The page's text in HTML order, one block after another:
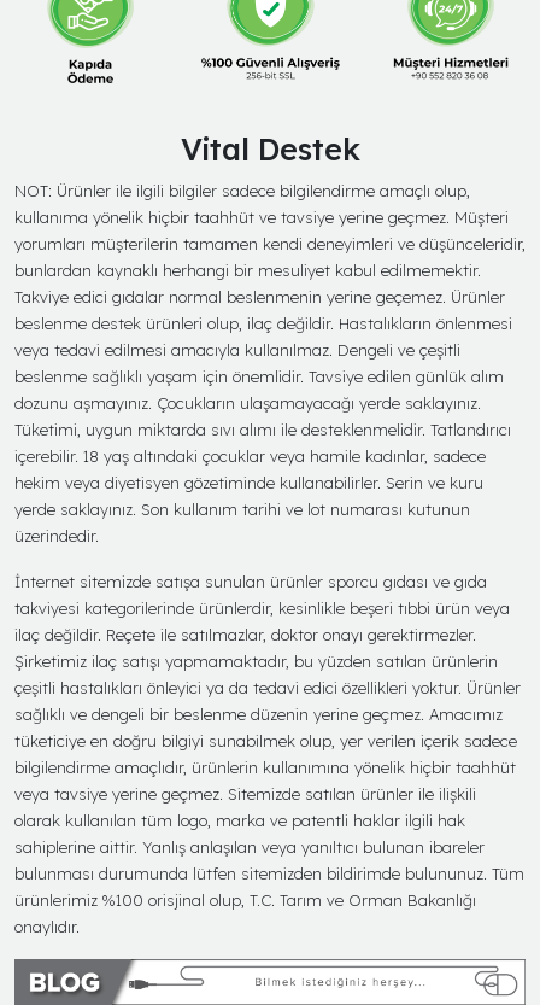
Vital Destek
NOT: Ürünler ile ilgili bilgiler sadece bilgilendirme amaçlı olup,
kullanıma yönelik hiçbir taahhüt ve tavsiye yerine geçmez. Müşteri
yorumları müşterilerin tamamen kendi deneyimleri ve düşünceleridir,
bunlardan kaynaklı herhangi bir mesuliyet kabul edilmemektir.
Takviye edici gıdalar normal beslenmenin yerine geçemez. Ürünler
beslenme destek ürünleri olup, ilaç değildir. Hastalıkların önlenmesi
veya tedavi edilmesi amacıyla kullanılmaz. Dengeli ve çeşitli
beslenme sağlıklı yaşam için önemlidir. Tavsiye edilen günlük alım
dozunu aşmayınız. Çocukların ulaşamayacağı yerde saklayınız.
Tüketimi, uygun miktarda sıvı alımı ile desteklenmelidir. Tatlandırıcı
içerebilir. 18 yaş altındaki çocuklar veya hamile kadınlar, sadece
hekim veya diyetisyen gözetiminde kullanabilirler. Serin ve kuru
yerde saklayınız. Son kullanım tarihi ve lot numarası kutunun
üzerindedir.
İnternet sitemizde satışa sunulan ürünler sporcu gıdası ve gıda
takviyesi kategorilerinde ürünlerdir, kesinlikle beşeri tıbbi ürün veya
ilaç değildir. Reçete ile satılmazlar, doktor onayı gerektirmezler.
Şirketimiz ilaç satışı yapmamaktadır, bu yüzden satılan ürünlerin
çeşitli hastalıkları önleyici ya da tedavi edici özellikleri yoktur. Ürünler
sağlıklı ve dengeli bir beslenme düzenin yerine geçmez. Amacımız
tüketiciye en doğru bilgiyi sunabilmek olup, yer verilen içerik sadece
bilgilendirme amaçlıdır, ürünlerin kullanımına yönelik hiçbir taahhüt
veya tavsiye yerine geçmez. Sitemizde satılan ürünler ile ilişkili
olarak kullanılan tüm logo, marka ve patentli haklar ilgili hak
sahiplerine aittir. Yanlış anlaşılan veya yanıltıcı bulunan ibareler
bulunması durumunda lütfen sitemizden bildirimde bulununuz. Tüm
ürünlerimiz %100 orisjinal olup, T.C. Tarım ve Orman Bakanlığı
onaylıdır.